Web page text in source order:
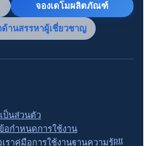
จองเดโมผลิตภัณฑ์
านสรรหาผู้เชี่ยวชาญ
ป็นส่วนตัว
อกำหนดการใช้งาน
ราคู่มือการใช้งานฐานความรู้ptt